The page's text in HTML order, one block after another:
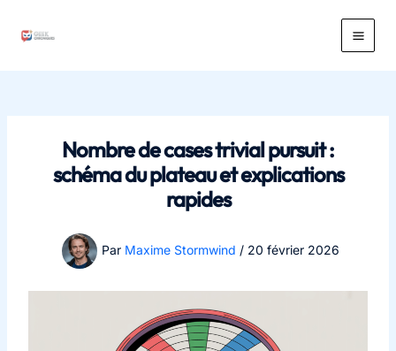
Main
Nombre de cases trivial pursuit :
schéma du plateau et explications
rapides
Par Maxime Stormwind / 20 février 2026